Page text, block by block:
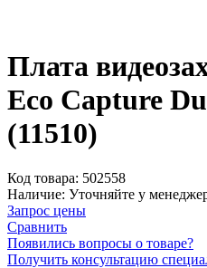
Плата
Eco Capture
(11510)
Код товара: 502558
Наличие: Уточняйте у
Запрос цены
Сравнить
Появились вопросы о товаре?
Получить консультацию